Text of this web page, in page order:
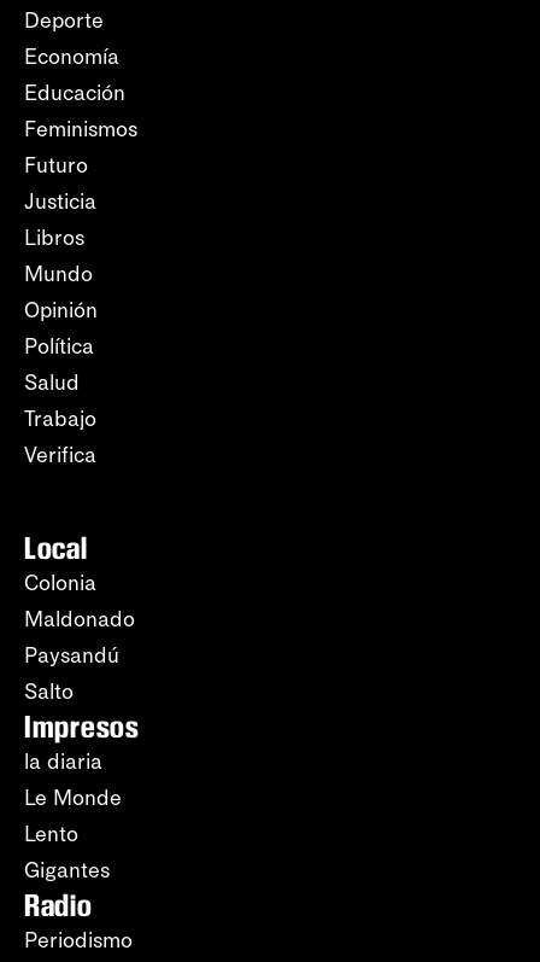
Deporte
Economía
Educación
Feminismos
Futuro
Justicia
Libros
Mundo
Opinión
Política
Salud
Trabajo
Verifica
Local
Colonia
Maldonado
Paysandú
Salto
Impresos
la diaria
Le Monde
Lento
Gigantes
Radio
Periodismo